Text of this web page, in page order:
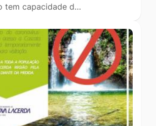
tem capacidade d…